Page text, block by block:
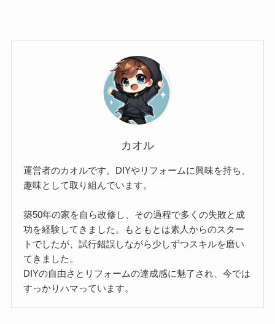
カオル
運営者のカオルです。DIYやリフォームに興味を持ち、
趣味として取り組んでいます。
築50年の家を自ら改修し、その過程で多くの失敗と成
功を経験してきました。もともとは素人からのスター
トでしたが、試行錯誤しながら少しずつスキルを磨い
てきました。
DIYの自由さとリフォームの達成感に魅了され、今では
すっかりハマっています。